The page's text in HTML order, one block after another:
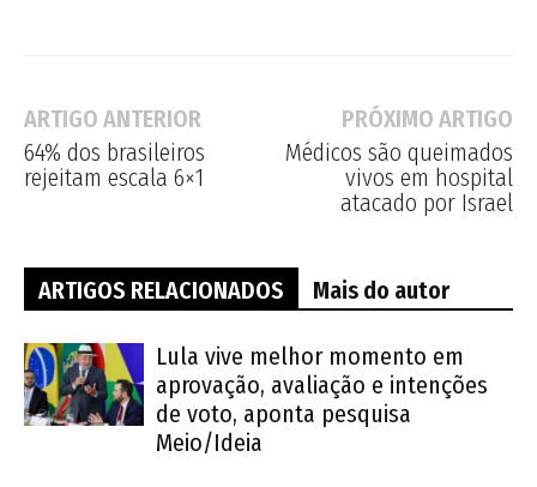
ARTIGO ANTERIOR
64% dos brasileiros
rejeitam escala 6×1
PRÓXIMO ARTIGO
Médicos são queimados
vivos em hospital
atacado por Israel
ARTIGOS RELACIONADOS Mais do autor
Lula vive melhor momento em
aprovação, avaliação e intenções
de voto, aponta pesquisa
Meio/Ideia